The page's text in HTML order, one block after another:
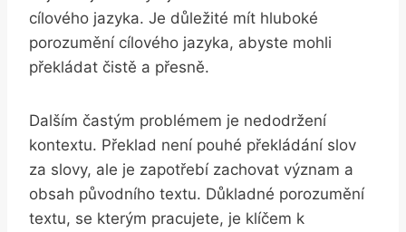
cílového jazyka. Je důležité mít hluboké
porozumění cílového jazyka, abyste mohli
překládat čistě a přesně.
Dalším častým problémem je nedodržení
kontextu. Překlad není pouhé překládání slov
za slovy, ale je zapotřebí zachovat význam a
obsah původního textu. Důkladné porozumění
textu, se kterým pracujete, je klíčem k